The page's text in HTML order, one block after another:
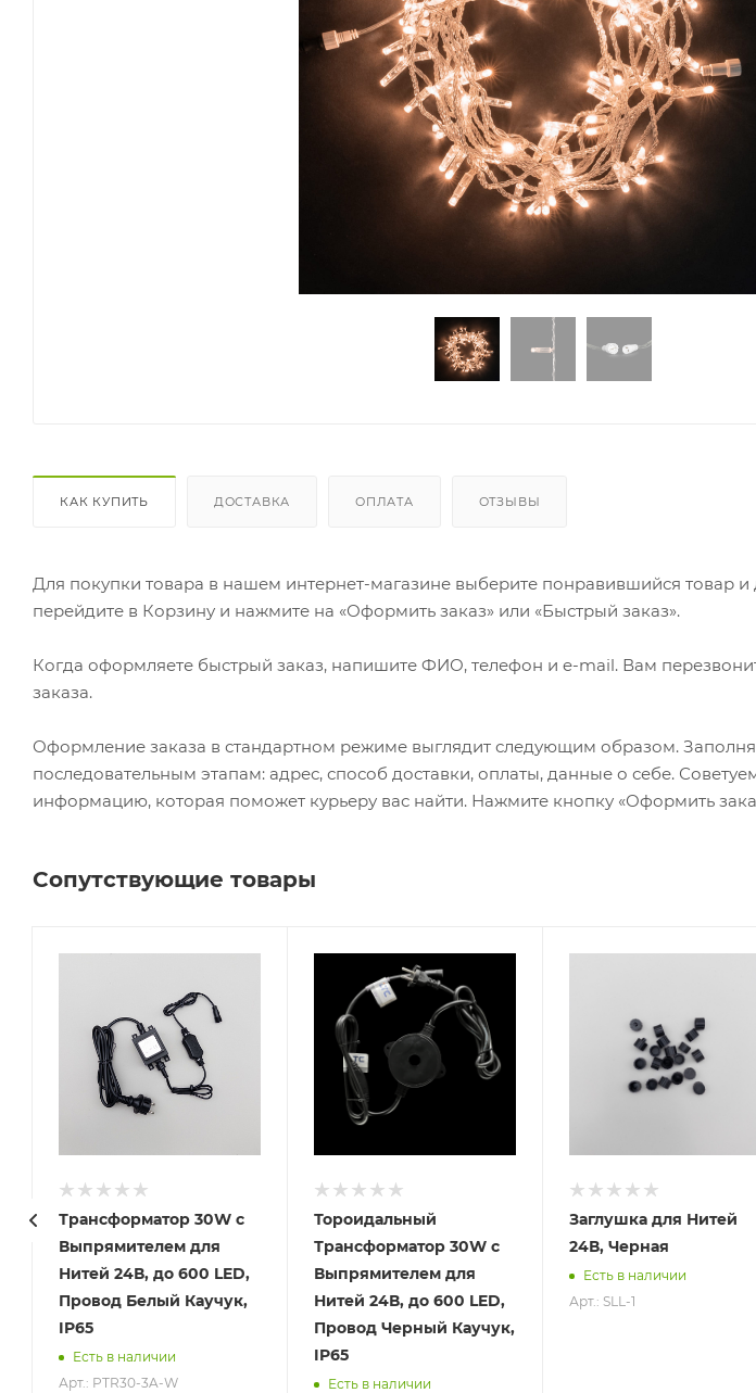
КАК КУПИТЬ ДОСТАВКА ОПЛАТА ОТЗЫВЫ
Для покупки товара в нашем интернет-магазине выберите понравившийся товар и
перейдите в Корзину и нажмите на «Оформить заказ» или «Быстрый заказ».
Когда оформляете быстрый заказ, напишите ФИО, телефон и e-mail. Вам
заказа.
Оформление заказа в стандартном режиме выглядит следующим образом.
последовательным этапам: адрес, способ доставки, оплаты, данные о себе.
информацию, которая поможет курьеру вас найти. Нажмите кнопку «Оформить
Сопутствующие товары
Трансформатор 30W с
Выпрямителем для
Нитей 24В, до 600 LED,
Провод Белый Каучук,
IP65
Есть в наличии
Арт.: PTR30-3A-W
Тороидальный
Трансформатор 30W с
Выпрямителем для
Нитей 24В, до 600 LED,
Провод Черный Каучук,
IP65
Есть в наличии
Заглушка для Нитей
24В, Черная
Есть в наличии
Арт.: SLL-1